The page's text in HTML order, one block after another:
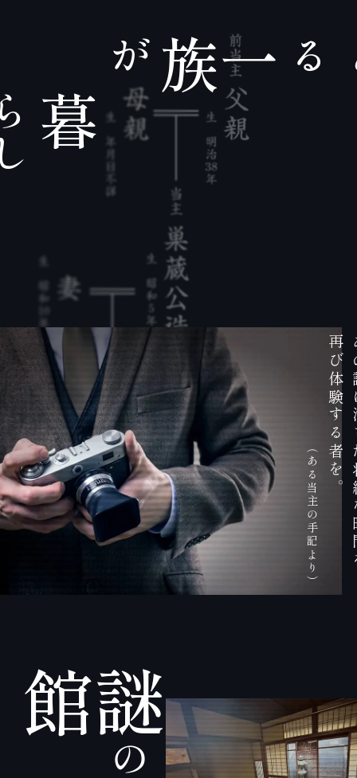
る
一
族
が
暮
再
び
体
験
す
る
者
を
。
（
あ
る
当
主
の
手
記
よ
り
）
謎
の
館